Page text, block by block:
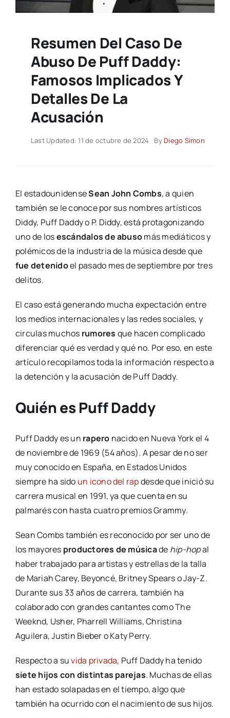
Resumen Del Caso De
Abuso De Puff Daddy:
Famosos Implicados Y
Detalles De La
Acusación
Last Updated: 11 de octubre de 2024 By Diego Simon
El estadounidenseSean John Combs, a quien
también se le conoce por sus nombres artísticos
Diddy, Puff Daddy o P. Diddy, está protagonizando
uno de losescándalos de abusomás mediáticos y
polémicos de la industria de la música desde que
fue detenidoel pasado mes de septiembre por tres
delitos.
El caso está generando mucha expectación entre
los medios internacionales y las redes sociales, y
circulas muchos rumores que hacen complicado
diferenciar qué es verdad y qué no. Por eso, en este
artículo recopilamos toda la información respecto a
la detención y la acusación de Puff Daddy.
Quién es Puff Daddy
Puff Daddy es un rapero nacido en Nueva York el 4
de noviembre de 1969 (54 años). A pesar de no ser
muy conocido en España, en Estados Unidos
siempre ha sido un icono del rapdesde que inició su
carrera musical en 1991, ya que cuenta en su
palmarés con hasta cuatro premios Grammy.
Sean Combs también es reconocido por ser uno de
los mayores productores de músicade hip-hopal
haber trabajado para artistas y estrellas de la talla
de Mariah Carey, Beyoncé, Britney Spears o Jay-Z.
Durante sus 33 años de carrera, también ha
colaborado con grandes cantantes como The
Weeknd, Usher, Pharrell Williams, Christina
Aguilera, Justin Bieber o Katy Perry.
Respecto a suvida privada, Puff Daddy ha tenido
siete hijos con distintas parejas. Muchas de ellas
han estado solapadas en el tiempo, algo que
también ha ocurrido con el nacimiento de sus hijos.